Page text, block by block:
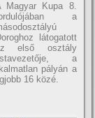
Magyar Kupa 8.
a
látogatott
első osztály
a
pályán a
16 közé.